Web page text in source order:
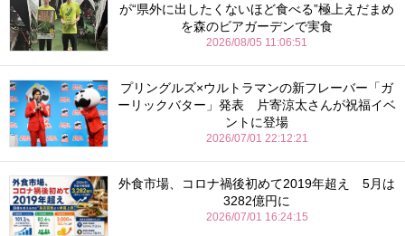
が“県外に出したくないほど食べる”極上えだまめ
を森のビアガーデンで実食
2026/08/05 11:06:51
プリングルズ×ウルトラマンの新フレーバー「ガ
ーリックバター」発表 片寄涼太さんが祝福イベ
ントに登場
2026/07/01 22:12:21
外食市場、コロナ禍後初めて2019年超え 5月は
3282億円に
2026/07/01 16:24:15